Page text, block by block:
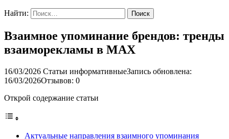
Найти:
Взаимное упоминание брендов: тренды
взаиморекламы в MAX
16/03/2026 Статьи информативныеЗапись обновлена:
16/03/2026Отзывов: 0
Открой содержание статьи
Актуальные направления взаимного упоминания